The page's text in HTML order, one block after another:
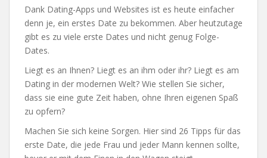
Dank Dating-Apps und Websites ist es heute einfacher
denn je, ein erstes Date zu bekommen. Aber heutzutage
gibt es zu viele erste Dates und nicht genug Folge-
Dates.
Liegt es an Ihnen? Liegt es an ihm oder ihr? Liegt es am
Dating in der modernen Welt? Wie stellen Sie sicher,
dass sie eine gute Zeit haben, ohne Ihren eigenen Spaß
zu opfern?
Machen Sie sich keine Sorgen. Hier sind 26 Tipps für das
erste Date, die jede Frau und jeder Mann kennen sollte,